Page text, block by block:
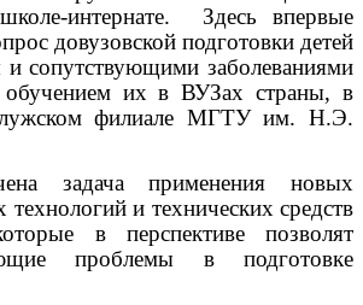
интернате. Здесь впервые
довузовской подготовки детей
и сопутствующими заболеваниями
их в ВУЗах страны, в
филиале МГТУ им. Н.Э.
задача применения новых
и технических средств
в перспективе позволят
проблемы в подготовке